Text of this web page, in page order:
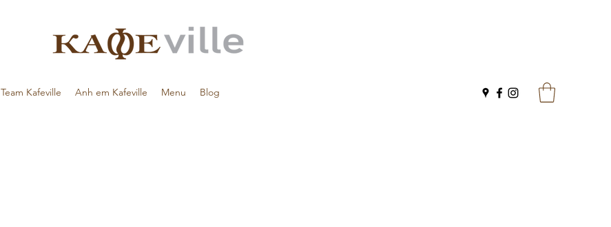
Team Kafeville Anh em Kafeville Menu Blog